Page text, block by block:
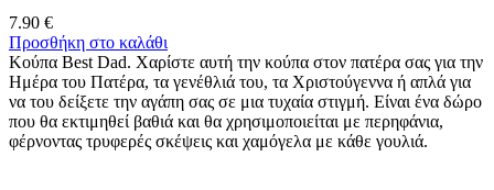
7.90 €
Προσθήκη στο καλάθι
Κούπα Best Dad. Χαρίστε αυτή την κούπα στον πατέρα σας για την
Ημέρα του Πατέρα, τα γενέθλιά του, τα Χριστούγεννα ή απλά για
να του δείξετε την αγάπη σας σε μια τυχαία στιγμή. Είναι ένα δώρο
που θα εκτιμηθεί βαθιά και θα χρησιμοποιείται με περηφάνια,
φέρνοντας τρυφερές σκέψεις και χαμόγελα με κάθε γουλιά.